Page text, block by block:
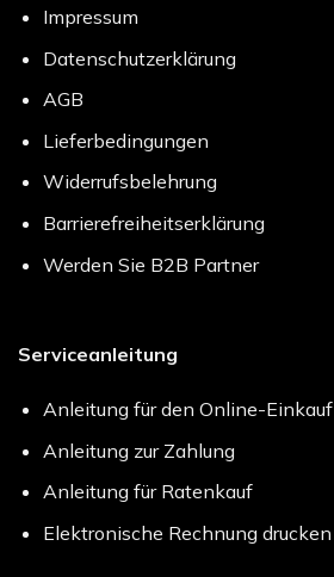
Impressum
Datenschutzerklärung
AGB
Lieferbedingungen
Widerrufsbelehrung
Barrierefreiheitserklärung
Werden Sie B2B Partner
Serviceanleitung
Anleitung für den Online-Einkauf
Anleitung zur Zahlung
Anleitung für Ratenkauf
Elektronische Rechnung drucken